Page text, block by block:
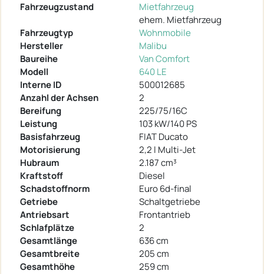
Fahrzeugzustand
Mietfahrzeug
ehem. Mietfahrzeug
Fahrzeugtyp
Wohnmobile
Hersteller
Malibu
Baureihe
Van Comfort
Modell
640 LE
Interne ID
500012685
Anzahl der Achsen
2
Bereifung
225/75/16C
Leistung
103 kW/140 PS
Basisfahrzeug
FIAT Ducato
Motorisierung
2,2 l Multi-Jet
Hubraum
2.187 cm³
Kraftstoff
Diesel
Schadstoffnorm
Euro 6d-final
Getriebe
Schaltgetriebe
Antriebsart
Frontantrieb
Schlafplätze
2
Gesamtlänge
636 cm
Gesamtbreite
205 cm
Gesamthöhe
259 cm